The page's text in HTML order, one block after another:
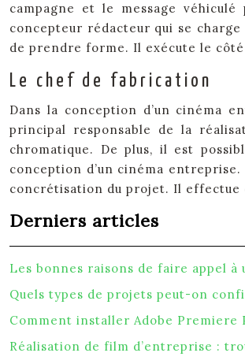
campagne et le message
concepteur rédacteur qui se
de prendre forme. Il exécute le
Le chef de fabrication
Dans la conception d’un cinéma
principal responsable de la
chromatique. De plus, il est
conception d’un cinéma
concrétisation du projet. Il effectue
Derniers articles
Les bonnes raisons de faire appel
Quels types de projets peut-on
Comment installer Adobe Premiere
Réalisation de film d’entreprise :